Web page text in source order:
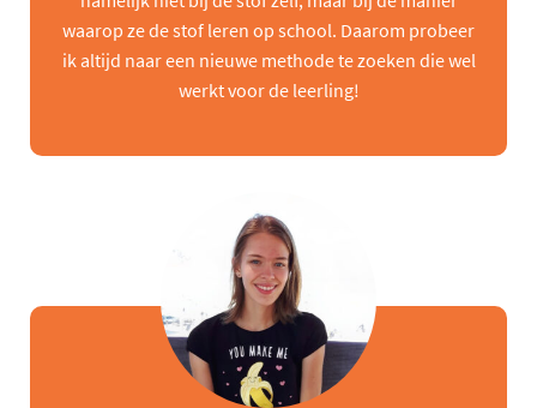
waarop ze de stof leren op school. Daarom probeer
ik altijd naar een nieuwe methode te zoeken die wel
werkt voor de leerling!